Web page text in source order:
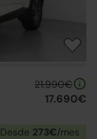
21.990€
17.690€
Desde 273€/mes